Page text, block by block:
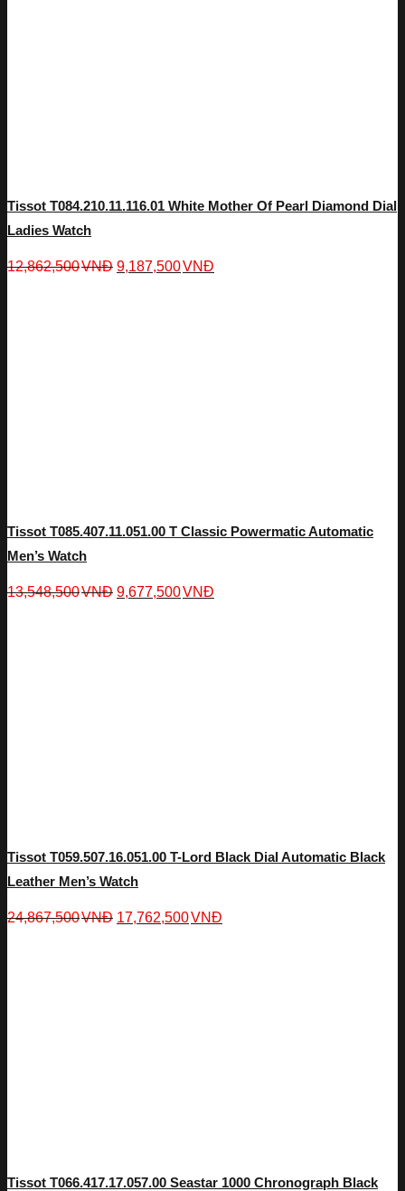
Tissot T084.210.11.116.01 White Mother Of Pearl Diamond Dial
Ladies Watch
12,862,500VNĐ 9,187,500VNĐ
Tissot T085.407.11.051.00 T Classic Powermatic Automatic
Men’s Watch
13,548,500VNĐ 9,677,500VNĐ
Tissot T059.507.16.051.00 T-Lord Black Dial Automatic Black
Leather Men’s Watch
24,867,500VNĐ 17,762,500VNĐ
Tissot T066.417.17.057.00 Seastar 1000 Chronograph Black